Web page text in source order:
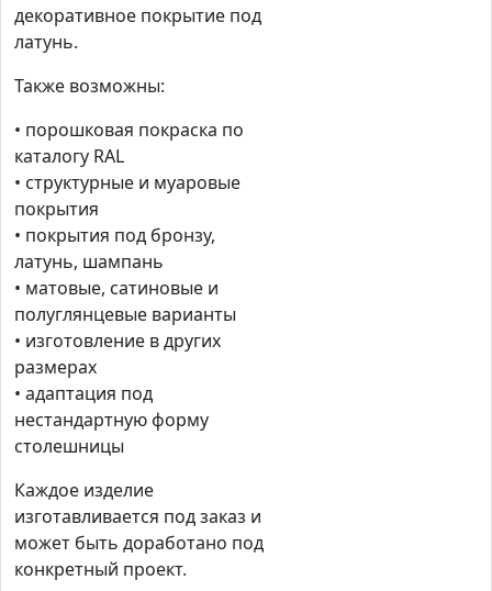
декоративное покрытие под
латунь.
Также возможны:
• порошковая покраска по
каталогу RAL
• структурные и муаровые
покрытия
• покрытия под бронзу,
латунь, шампань
• матовые, сатиновые и
полуглянцевые варианты
• изготовление в других
размерах
• адаптация под
нестандартную форму
столешницы
Каждое изделие
изготавливается под заказ и
может быть доработано под
конкретный проект.